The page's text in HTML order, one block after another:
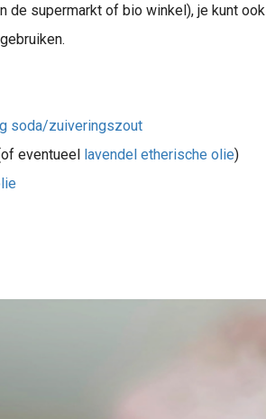
de supermarkt of bio winkel), je kunt ook
soda/zuiveringszout
eventueel lavendel etherische olie)